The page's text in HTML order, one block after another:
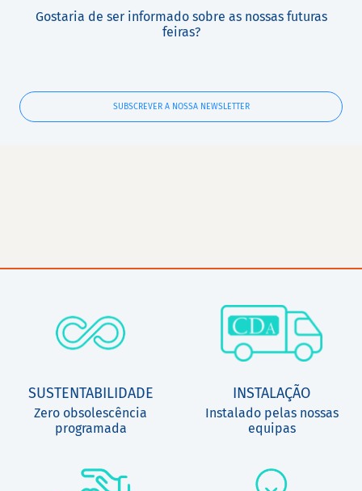
Gostaria de ser informado sobre as nossas futuras
feiras?
SUBSCREVER A NOSSA NEWSLETTER
SUSTENTABILIDADE
Zero obsolescência
programada
INSTALAÇÃO
Instalado pelas nossas
equipas